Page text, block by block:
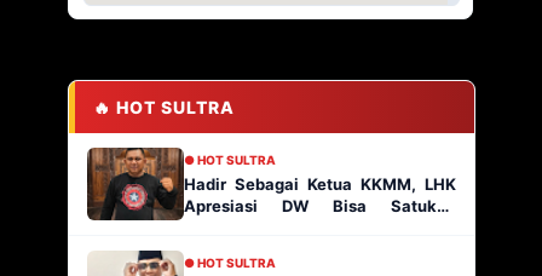
🔥 HOT SULTRA
● HOT SULTRA
Hadir Sebagai Ketua KKMM, LHK
Apresiasi DW Bisa Satukan
● HOT SULTRA